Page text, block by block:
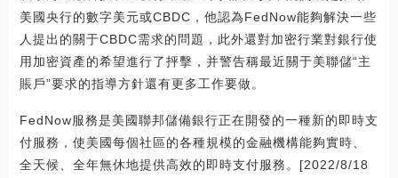
美國央行的數字美元或CBDC，他認為FedNow能夠解決一些
人提出的關于CBDC需求的問題，此外還對加密行業對銀行使
用加密資產的希望進行了抨擊，并警告稱最近關于美聯儲“主
賬戶”要求的指導方針還有更多工作要做。
FedNow服務是美國聯邦儲備銀行正在開發的一種新的即時支
付服務，使美國每個社區的各種規模的金融機構能夠實時、
全天候、全年無休地提供高效的即時支付服務。[2022/8/18